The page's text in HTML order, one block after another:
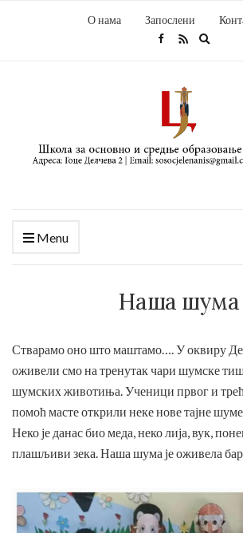
О нама Запослени
Menu
Наша шума
Стварамо оно што маштамо…. У оквиру
оживели смо на тренутак чари шумске
шумских животиња. Ученици првог и
помоћ масте открили неке нове тајне
Неко је данас био меда, неко лија, вук,
плашљиви зека. Наша шума је оживела бар